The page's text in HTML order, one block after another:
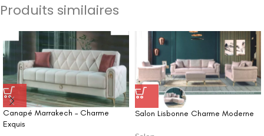
Produits similaires
Canapé Marrakech – Charme
Exquis
Salon Lisbonne Charme Moderne